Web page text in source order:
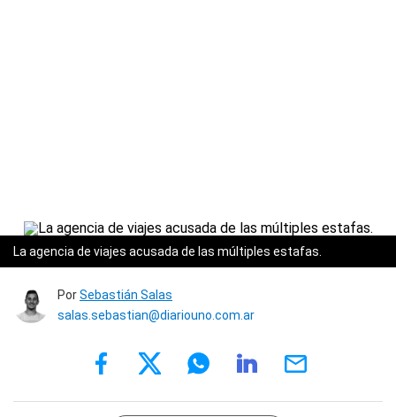
La agencia de viajes acusada de las múltiples estafas.
PorSebastián Salas
salas.sebastian@diariouno.com.ar